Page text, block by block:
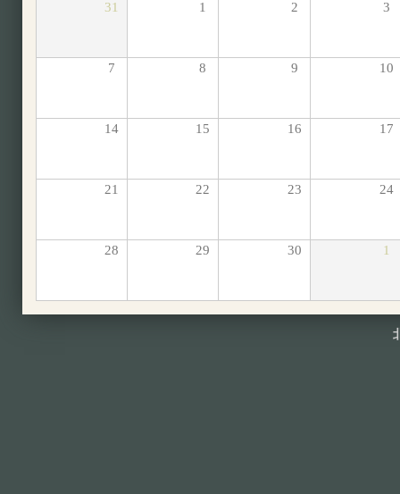
31
1 2 3
7 8 9 10
14 15 16 17
21 22 23 24
28 29 30 1